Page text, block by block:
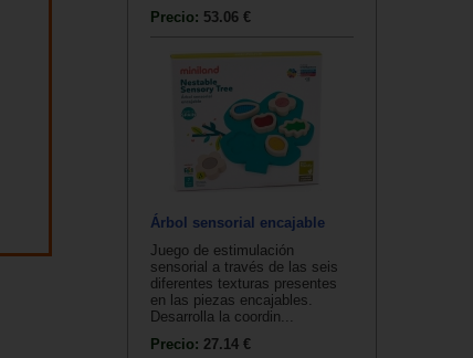
Precio: 53.06 €
Árbol sensorial encajable
Juego de estimulación
sensorial a través de las seis
diferentes texturas presentes
en las piezas encajables.
Desarrolla la coordin...
Precio: 27.14 €